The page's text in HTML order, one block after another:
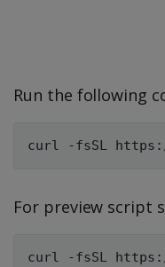
Run the following
For preview script
curl -fsSL